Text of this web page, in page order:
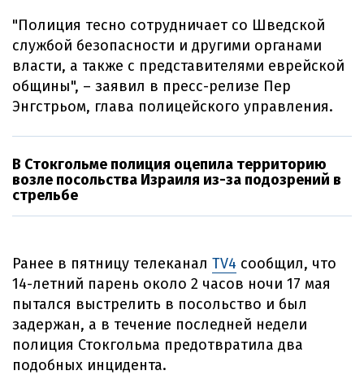
"Полиция тесно сотрудничает со Шведской
службой безопасности и другими органами
власти, а также с представителями еврейской
общины", – заявил в пресс-релизе Пер
Энгстрьом, глава полицейского управления.
В Стокгольме полиция оцепила территорию
возле посольства Израиля из-за подозрений в
стрельбе
Ранее в пятницу телеканал TV4 сообщил, что
14-летний парень около 2 часов ночи 17 мая
пытался выстрелить в посольство и был
задержан, а в течение последней недели
полиция Стокгольма предотвратила два
подобных инцидента.